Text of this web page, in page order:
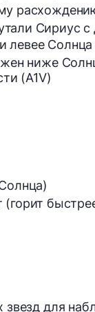
Сириус с
левее
ниже
(A1V)
(горит
для